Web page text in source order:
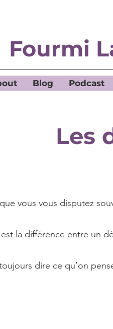
Fourmi
Blog Podcast
Les
vous vous disputez
la différence entre un
dire ce qu’on